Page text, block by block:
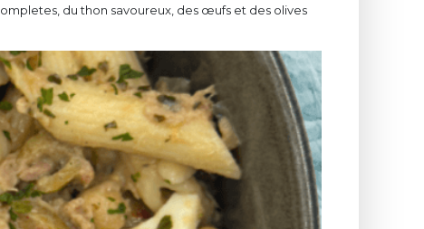
du thon savoureux, des œufs et des olives